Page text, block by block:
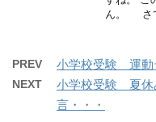
ん。 さ
PREV 小学校受験 運動
NEXT
小学校受験 夏休
言・・・